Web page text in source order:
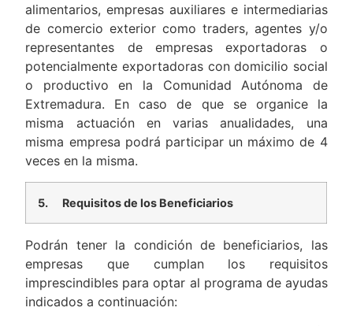
alimentarios, empresas auxiliares e intermediarias
de comercio exterior como traders, agentes y/o
representantes de empresas exportadoras o
potencialmente exportadoras con domicilio social
o productivo en la Comunidad Autónoma de
Extremadura. En caso de que se organice la
misma actuación en varias anualidades, una
misma empresa podrá participar un máximo de 4
veces en la misma.
5. Requisitos de los Beneficiarios
Podrán tener la condición de beneficiarios, las
empresas que cumplan los requisitos
imprescindibles para optar al programa de ayudas
indicados a continuación: